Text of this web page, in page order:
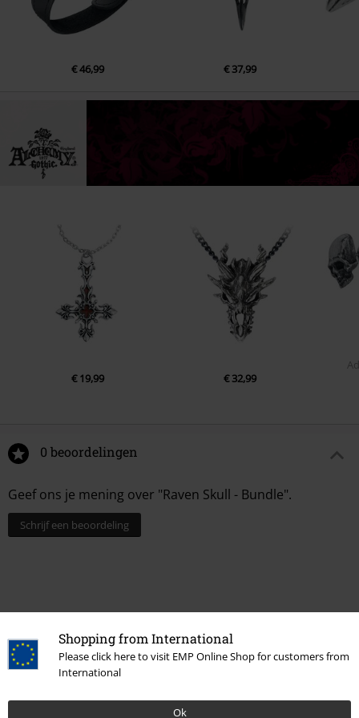
Shopping from International
Please click here to visit EMP Online Shop for customers from
International
Ok
€ 46,99 € 37,99
€ 19,99 € 32,99
0 beoordelingen
Geef ons je mening over "Raven Skull - Bundle".
Schrijf een beoordeling